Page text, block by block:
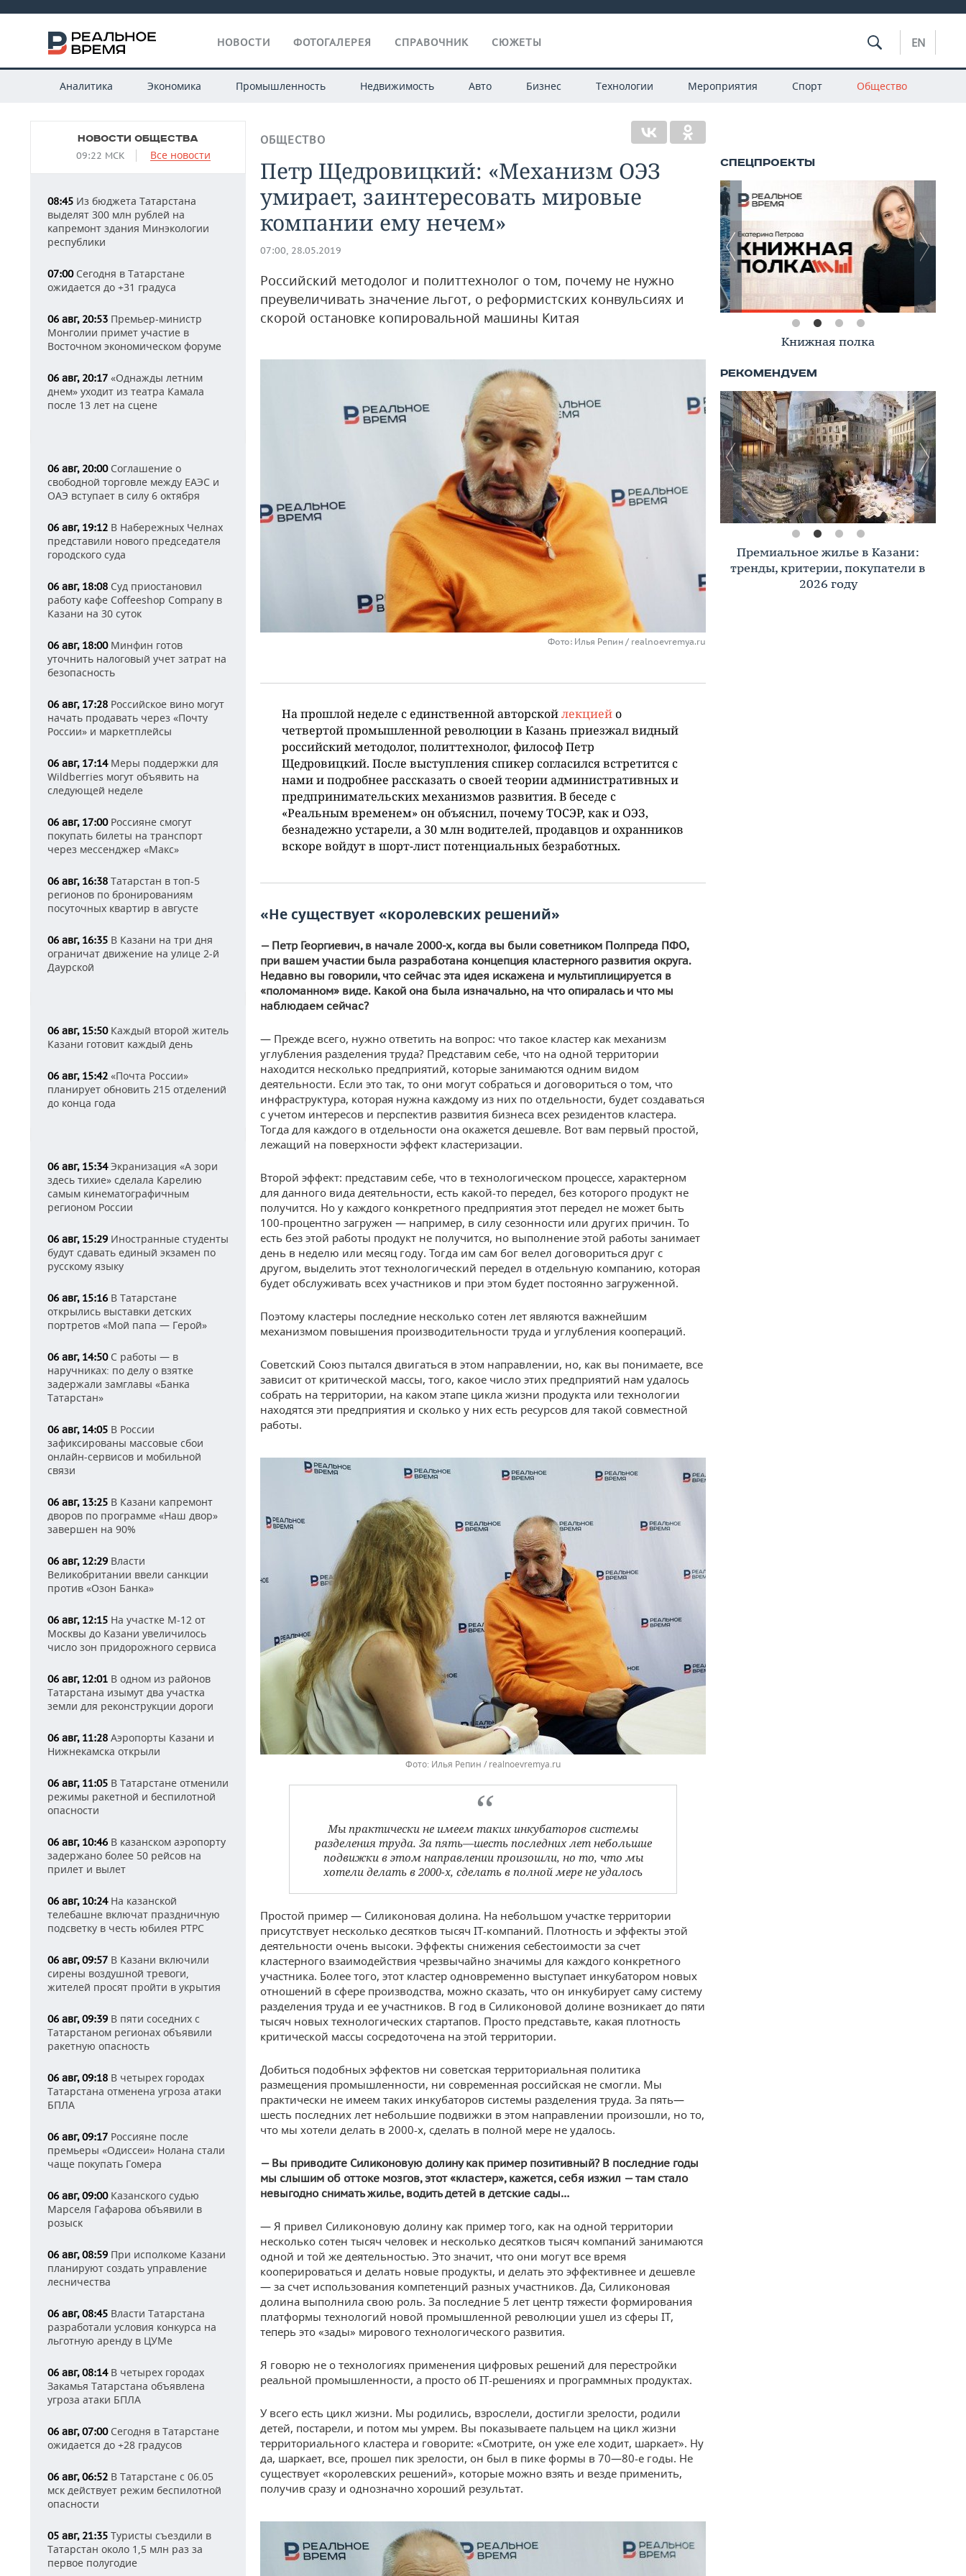
НОВОСТИ ФОТОГАЛЕРЕЯ СПРАВОЧНИК СЮЖЕТЫ EN
Аналитика Экономика Промышленность Недвижимость Авто Бизнес Технологии Мероприятия Спорт Общество
НОВОСТИ ОБЩЕСТВА
09:22 МСК Все новости
08:45 Из бюджета Татарстана
выделят 300 млн рублей на
капремонт здания Минэкологии
республики
07:00Сегодня в Татарстане
ожидается до +31 градуса
06 авг, 20:53 Премьер-министр
Монголии примет участие в
Восточном экономическом форуме
06 авг, 20:17 «Однажды летним
днем» уходит из театра Камала
после 13 лет на сцене
06 авг, 20:00Соглашение о
свободной торговле между ЕАЭС и
ОАЭ вступает в силу 6 октября
06 авг, 19:12 В Набережных Челнах
представили нового председателя
городского суда
06 авг, 18:08 Суд приостановил
работу кафе Coffeeshop Company в
Казани на 30 суток
06 авг, 18:00Минфин готов
уточнить налоговый учет затрат на
безопасность
06 авг, 17:28 Российское вино могут
начать продавать через «Почту
России» и маркетплейсы
06 авг, 17:14Меры поддержки для
Wildberries могут объявить на
следующей неделе
06 авг, 17:00Россияне смогут
покупать билеты на транспорт
через мессенджер «Макс»
06 авг, 16:38 Татарстан в топ-5
регионов по бронированиям
посуточных квартир в августе
06 авг, 16:35 В Казани на три дня
ограничат движение на улице 2-й
Даурской
06 авг, 15:50Каждый второй житель
Казани готовит каждый день
06 авг, 15:42 «Почта России»
планирует обновить 215 отделений
до конца года
06 авг, 15:34Экранизация «А зори
здесь тихие» сделала Карелию
самым кинематографичным
регионом России
06 авг, 15:29 Иностранные студенты
будут сдавать единый экзамен по
русскому языку
06 авг, 15:16 В Татарстане
открылись выставки детских
портретов «Мой папа — Герой»
06 авг, 14:50С работы — в
наручниках: по делу о взятке
задержали замглавы «Банка
Татарстан»
06 авг, 14:05 В России
зафиксированы массовые сбои
онлайн-сервисов и мобильной
связи
06 авг, 13:25 В Казани капремонт
дворов по программе «Наш двор»
завершен на 90%
06 авг, 12:29 Власти
Великобритании ввели санкции
против «Озон Банка»
06 авг, 12:15 На участке М-12 от
Москвы до Казани увеличилось
число зон придорожного сервиса
06 авг, 12:01 В одном из районов
Татарстана изымут два участка
земли для реконструкции дороги
06 авг, 11:28 Аэропорты Казани и
Нижнекамска открыли
06 авг, 11:05 В Татарстане отменили
режимы ракетной и беспилотной
опасности
06 авг, 10:46 В казанском аэропорту
задержано более 50 рейсов на
прилет и вылет
06 авг, 10:24На казанской
телебашне включат праздничную
подсветку в честь юбилея РТРС
06 авг, 09:57 В Казани включили
сирены воздушной тревоги,
жителей просят пройти в укрытия
06 авг, 09:39 В пяти соседних с
Татарстаном регионах объявили
ракетную опасность
06 авг, 09:18 В четырех городах
Татарстана отменена угроза атаки
БПЛА
06 авг, 09:17 Россияне после
премьеры «Одиссеи» Нолана стали
чаще покупать Гомера
06 авг, 09:00Казанского судью
Марселя Гафарова объявили в
розыск
06 авг, 08:59 При исполкоме Казани
планируют создать управление
лесничества
06 авг, 08:45 Власти Татарстана
разработали условия конкурса на
льготную аренду в ЦУМе
06 авг, 08:14В четырех городах
Закамья Татарстана объявлена
угроза атаки БПЛА
06 авг, 07:00Сегодня в Татарстане
ожидается до +28 градусов
06 авг, 06:52 В Татарстане с 06.05
мск действует режим беспилотной
опасности
05 авг, 21:35 Туристы съездили в
Татарстан около 1,5 млн раз за
первое полугодие
ОБЩЕСТВО
Петр Щедровицкий: «Механизм ОЭЗ
умирает, заинтересовать мировые
компании ему нечем»
07:00, 28.05.2019
Российский методолог и политтехнолог о том, почему не нужно
преувеличивать значение льгот, о реформистских конвульсиях и
скорой остановке копировальной машины Китая
Фото: Илья Репин / realnoevremya.ru
На прошлой неделе с единственной авторскойлекциейо
четвертой промышленной революции в Казань приезжал видный
российский методолог, политтехнолог, философ Петр
Щедровицкий. После выступления спикер согласился встретится с
нами и подробнее рассказать о своей теории административных и
предпринимательских механизмов развития. В беседе с
«Реальным временем» он объяснил, почему ТОСЭР, как и ОЭЗ,
безнадежно устарели, а 30 млн водителей, продавцов и охранников
вскоре войдут в шорт-лист потенциальных безработных.
«Не существует «королевских решений»
— Петр Георгиевич, в начале 2000-х, когда вы были советником Полпреда ПФО,
при вашем участии была разработана концепция кластерного развития округа.
Недавно вы говорили, что сейчас эта идея искажена и мультиплицируется в
«поломанном» виде. Какой она была изначально, на что опиралась и что мы
наблюдаем сейчас?
— Прежде всего, нужно ответить на вопрос: что такое кластер как механизм
углубления разделения труда? Представим себе, что на одной территории
находится несколько предприятий, которые занимаются одним видом
деятельности. Если это так, то они могут собраться и договориться о том, что
инфраструктура, которая нужна каждому из них по отдельности, будет создаваться
с учетом интересов и перспектив развития бизнеса всех резидентов кластера.
Тогда для каждого в отдельности она окажется дешевле. Вот вам первый простой,
лежащий на поверхности эффект кластеризации.
Второй эффект: представим себе, что в технологическом процессе, характерном
для данного вида деятельности, есть какой-то передел, без которого продукт не
получится. Но у каждого конкретного предприятия этот передел не может быть
100-процентно загружен — например, в силу сезонности или других причин. То
есть без этой работы продукт не получится, но выполнение этой работы занимает
день в неделю или месяц году. Тогда им сам бог велел договориться друг с
другом, выделить этот технологический передел в отдельную компанию, которая
будет обслуживать всех участников и при этом будет постоянно загруженной.
Поэтому кластеры последние несколько сотен лет являются важнейшим
механизмом повышения производительности труда и углубления коопераций.
Советский Союз пытался двигаться в этом направлении, но, как вы понимаете, все
зависит от критической массы, того, какое число этих предприятий нам удалось
собрать на территории, на каком этапе цикла жизни продукта или технологии
находятся эти предприятия и сколько у них есть ресурсов для такой совместной
работы.
Фото: Илья Репин / realnoevremya.ru
Мы практически не имеем таких инкубаторов системы
разделения труда. За пять—шесть последних лет небольшие
подвижки в этом направлении произошли, но то, что мы
хотели делать в 2000-х, сделать в полной мере не удалось
Простой пример — Силиконовая долина. На небольшом участке территории
присутствует несколько десятков тысяч IT-компаний. Плотность и эффекты этой
деятельности очень высоки. Эффекты снижения себестоимости за счет
кластерного взаимодействия чрезвычайно значимы для каждого конкретного
участника. Более того, этот кластер одновременно выступает инкубатором новых
отношений в сфере производства, можно сказать, что он инкубирует саму систему
разделения труда и ее участников. В год в Силиконовой долине возникает до пяти
тысяч новых технологических стартапов. Просто представьте, какая плотность
критической массы сосредоточена на этой территории.
Добиться подобных эффектов ни советская территориальная политика
размещения промышленности, ни современная российская не смогли. Мы
практически не имеем таких инкубаторов системы разделения труда. За пять—
шесть последних лет небольшие подвижки в этом направлении произошли, но то,
что мы хотели делать в 2000-х, сделать в полной мере не удалось.
— Вы приводите Силиконовую долину как пример позитивный? В последние годы
мы слышим об оттоке мозгов, этот «кластер», кажется, себя изжил — там стало
невыгодно снимать жилье, водить детей в детские сады…
— Я привел Силиконовую долину как пример того, как на одной территории
несколько сотен тысяч человек и несколько десятков тысяч компаний занимаются
одной и той же деятельностью. Это значит, что они могут все время
кооперироваться и делать новые продукты, и делать это эффективнее и дешевле
— за счет использования компетенций разных участников. Да, Силиконовая
долина выполнила свою роль. За последние 5 лет центр тяжести формирования
платформы технологий новой промышленной революции ушел из сферы IT,
теперь это «зады» мирового технологического развития.
Я говорю не о технологиях применения цифровых решений для перестройки
реальной промышленности, а просто об IT-решениях и программных продуктах.
У всего есть цикл жизни. Мы родились, взрослели, достигли зрелости, родили
детей, постарели, и потом мы умрем. Вы показываете пальцем на цикл жизни
территориального кластера и говорите: «Смотрите, он уже еле ходит, шаркает». Ну
да, шаркает, все, прошел пик зрелости, он был в пике формы в 70—80-е годы. Не
существует «королевских решений», которые можно взять и везде применить,
получив сразу и однозначно хороший результат.
Книжная полка
Премиальное жилье в Казани:
тренды, критерии, покупатели в
2026 году